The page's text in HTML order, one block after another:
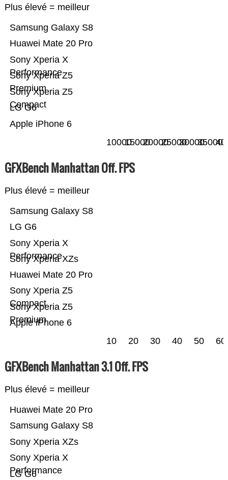
Plus élevé = meilleur
Apple iPhone 6
LG G6
Sony Xperia Z5
Compact
Sony Xperia Z5
Premium
Sony Xperia X
Performance
Huawei Mate 20 Pro
Samsung Galaxy S8
100001500020000250003000035000
GFXBench Manhattan Off. FPS
Plus élevé = meilleur
Apple iPhone 6
Sony Xperia Z5
Premium
Sony Xperia Z5
Compact
Huawei Mate 20 Pro
Sony Xperia XZs
Sony Xperia X
Performance
LG G6
Samsung Galaxy S8
10 20 30 40 50 60
GFXBench Manhattan 3.1 Off. FPS
Plus élevé = meilleur
LG G6
Sony Xperia X
Performance
Sony Xperia XZs
Samsung Galaxy S8
Huawei Mate 20 Pro